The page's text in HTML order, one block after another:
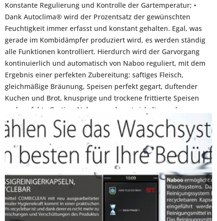
Konstante Regulierung und Kontrolle der Gartemperatur; •
Dank Autoclima® wird der Prozentsatz der gewünschten
Feuchtigkeit immer erfasst und konstant gehalten. Egal, was
gerade im Kombidämpfer produziert wird, es werden ständig
alle Funktionen kontrolliert. Hierdurch wird der Garvorgang
kontinuierlich und automatisch von Naboo reguliert, mit dem
Ergebnis einer perfekten Zubereitung: saftiges Fleisch,
gleichmäßige Bräunung, Speisen perfekt gegart, duftender
Kuchen und Brot, knusprige und trockene frittierte Speisen
und perfekte Gratins. Naboo wurde entwickelt, um den
Kochvorgang zu vereinfachen und so jedem Anwender zu
ermöglichen, qualitativ hochwertige Speisen zu produzieren.
Außerdem achtet LAINOX auf die Nachhaltigkeit seiner Geräte,
um Verbrauch und Belastung in jeder Hinsicht zu senken.
Weitere Infos zu denAnwendungsbereichen:
Backen: Brot & Kuchen
Grillhähnchen